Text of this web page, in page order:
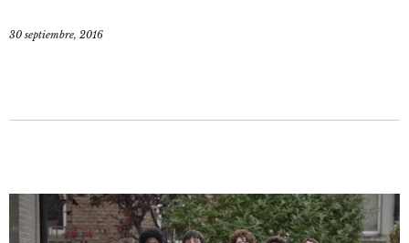
30 septiembre, 2016